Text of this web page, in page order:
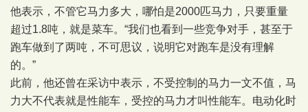
他表示，不管它马力多大，哪怕是2000匹马力，只要重量
超过1.8吨，就是菜车。“我们也看到一些竞争对手，甚至于
跑车做到了两吨，不可思议，说明它对跑车是没有理解
的。”
此前，他还曾在采访中表示，不受控制的马力一文不值，马
力大不代表就是性能车，受控的马力才叫性能车。电动化时